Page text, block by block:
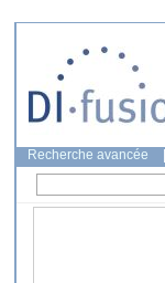
Recherche avancée